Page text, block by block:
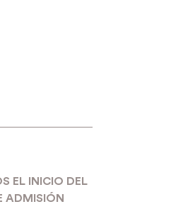
EL INICIO DEL
ADMISIÓN